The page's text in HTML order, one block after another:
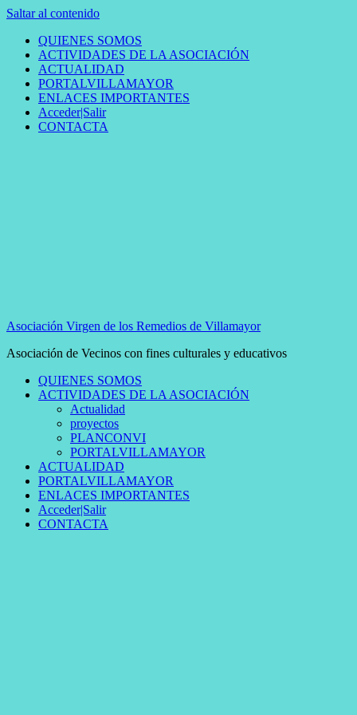
Saltar al contenido
QUIENES SOMOS
ACTIVIDADES DE LA ASOCIACIÓN
ACTUALIDAD
PORTALVILLAMAYOR
ENLACES IMPORTANTES
Acceder|Salir
CONTACTA
Asociación Virgen de los Remedios de Villamayor
Asociación de Vecinos con fines culturales y educativos
QUIENES SOMOS
ACTIVIDADES DE LA ASOCIACIÓN
Actualidad
proyectos
PLANCONVI
PORTALVILLAMAYOR
ACTUALIDAD
PORTALVILLAMAYOR
ENLACES IMPORTANTES
Acceder|Salir
CONTACTA